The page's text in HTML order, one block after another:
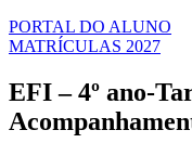
PORTAL DO ALUNO
MATRÍCULAS 2027
EFI – 4º ano-